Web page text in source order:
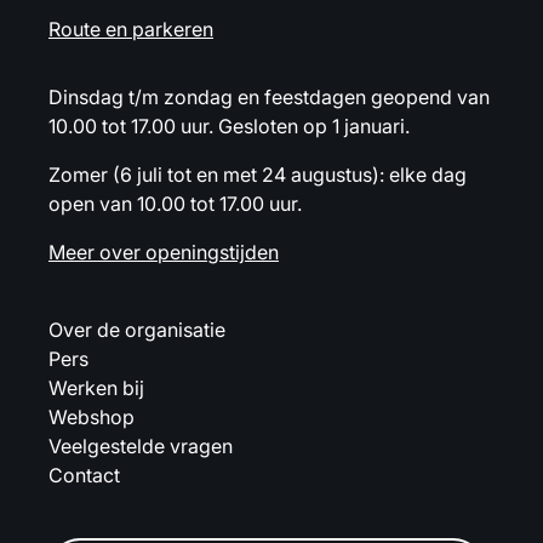
Route en parkeren
Dinsdag t/m zondag en feestdagen geopend van
10.00 tot 17.00 uur. Gesloten op 1 januari.
Zomer (6 juli tot en met 24 augustus): elke dag
open van 10.00 tot 17.00 uur.
Meer over openingstijden
Over de organisatie
Pers
Werken bij
Webshop
Veelgestelde vragen
Contact